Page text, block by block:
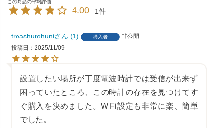
4.00 1
treashurehunt 1 購入者
非公開
投稿日
2025/11/09
設置したい場所が丁度電波時計では受信が出来ず
困っていたところ、この時計の存在を見つけてす
ぐ購入を決めました。WiFi設定も非常に楽、簡単
でした。